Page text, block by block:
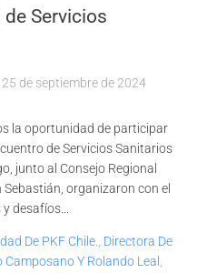
Servicios
25 de septiembre de 2024
la oportunidad de participar
de Servicios Sanitarios
junto al Consejo Regional
organizaron con el
desafíos...
De PKF Chile.
Directora De
Y Rolando Leal